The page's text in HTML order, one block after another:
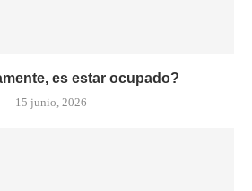
es estar ocupado?
15 junio, 2026